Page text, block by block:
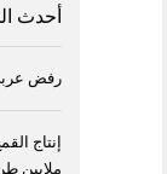
أحدث
رفض عربي
ملايين